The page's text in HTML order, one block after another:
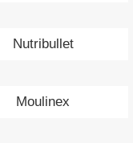
Nutribullet
Moulinex